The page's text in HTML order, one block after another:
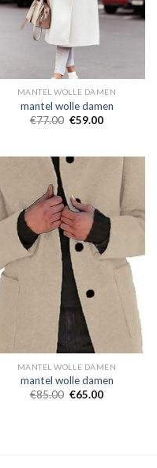
MANTEL WOLLE DAMEN
mantel wolle damen
€77.00 €59.00
MANTEL WOLLE DAMEN
mantel wolle damen
€85.00 €65.00